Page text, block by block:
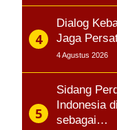
Dialog
Jaga
4 Agustus 2026
Sidang
Indonesia
sebagai…